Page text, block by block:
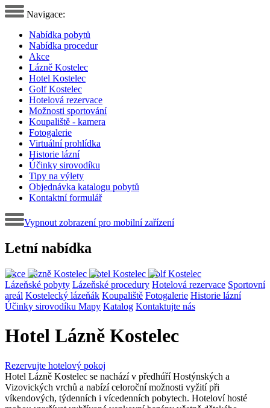
Navigace:
Nabídka pobytů
Nabídka procedur
Akce
Lázně Kostelec
Hotel Kostelec
Golf Kostelec
Hotelová rezervace
Možnosti sportování
Koupaliště - kamera
Fotogalerie
Virtuální prohlídka
Historie lázní
Účinky sirovodíku
Tipy na výlety
Objednávka katalogu pobytů
Kontaktní formulář
Vypnout zobrazení pro mobilní zařízení
Letní nabídka
Akce Lázně Kostelec Hotel Kostelec Golf Kostelec
Lázeňské pobyty Lázeňské procedury Hotelová rezervace Sportovní
areál Kostelecký lázeňák Koupaliště Fotogalerie Historie lázní
Účinky sirovodíku Mapy Katalog Kontaktujte nás
Hotel Lázně Kostelec
Rezervujte hotelový pokoj
Hotel Lázně Kostelec se nachází v předhúří Hostýnských a
Vizovických vrchů a nabízí celoroční možnosti vyžití při
víkendových, týdenních i vícedenních pobytech. Hoteloví hosté